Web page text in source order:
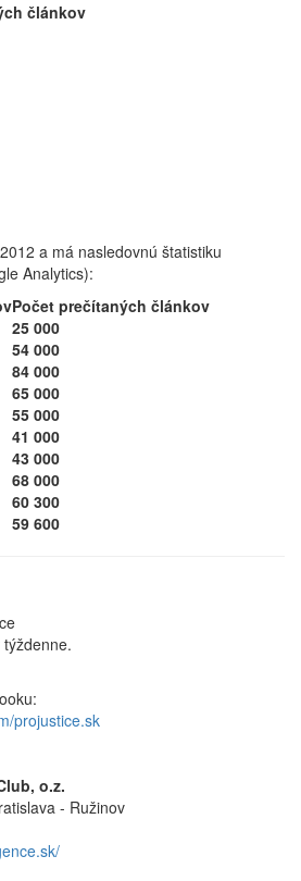
článkov
a má nasledovnú štatistiku
Analytics):
Počet prečítaných článkov
25 000
54 000
84 000
65 000
55 000
41 000
43 000
68 000
60 300
59 600
projustice.sk
o.z.
- Ružinov